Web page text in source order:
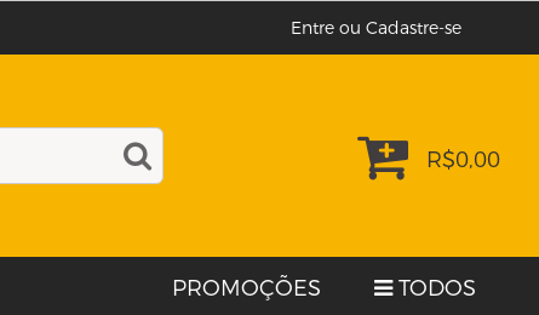
Entre ou Cadastre-se
R$0,00
PROMOÇÕES TODOS